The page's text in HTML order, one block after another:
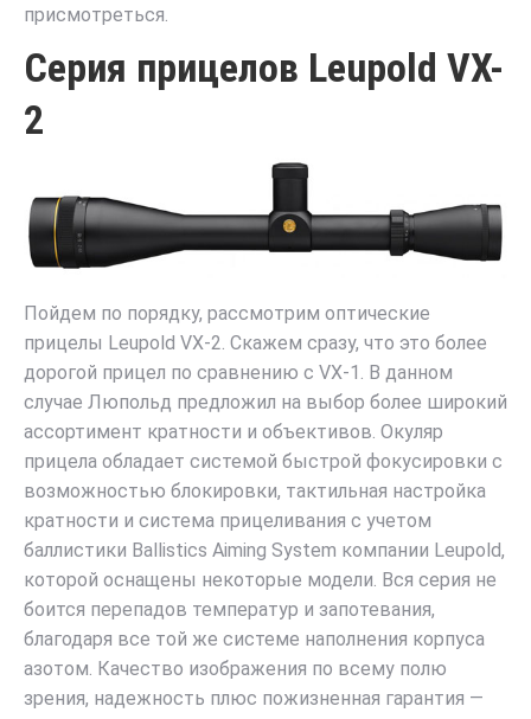
присмотреться.
Серия прицелов Leupold VX-
2
Пойдем по порядку, рассмотрим оптические
прицелы Leupold VX-2. Скажем сразу, что это более
дорогой прицел по сравнению с VX-1. В данном
случае Люпольд предложил на выбор более широкий
ассортимент кратности и объективов. Окуляр
прицела обладает системой быстрой фокусировки с
возможностью блокировки, тактильная настройка
кратности и система прицеливания с учетом
баллистики Ballistics Aiming System компании Leupold,
которой оснащены некоторые модели. Вся серия не
боится перепадов температур и запотевания,
благодаря все той же системе наполнения корпуса
азотом. Качество изображения по всему полю
зрения, надежность плюс пожизненная гарантия —